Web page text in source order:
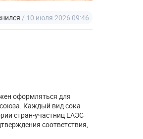
/ 10 июля 2026 09:46
оформляться для
Каждый вид сока
стран-участниц ЕАЭС
соответствия,